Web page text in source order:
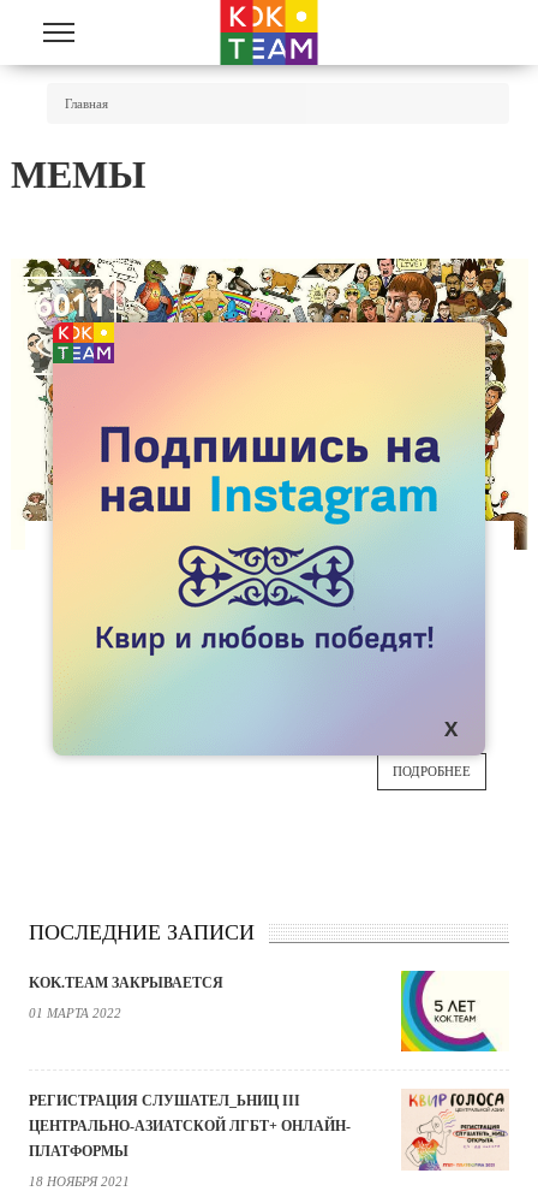
Перейти к основному содержанию
Главная
МЕМЫ
6011

ЦИФРОВАЯ ТОЛЕРАНТНОСТЬ КАРАГАНДЫ
07
Эльдар, карагандинский активист, считает,
ПОДРОБНЕЕ
ПОСЛЕДНИЕ ЗАПИСИ
KOK.TEAM ЗАКРЫВАЕТСЯ
01 МАРТА 2022
РЕГИСТРАЦИЯ СЛУШАТЕЛ_ЬНИЦ III
ЦЕНТРАЛЬНО-АЗИАТСКОЙ ЛГБТ+ ОНЛАЙН-
ПЛАТФОРМЫ
18 НОЯБРЯ 2021